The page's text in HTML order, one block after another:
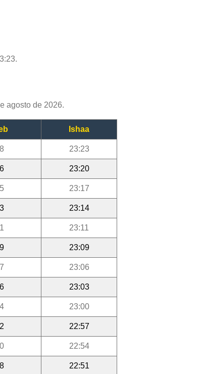
agosto de 2026.
Ishaa
23:23
23:20
23:17
23:14
23:11
23:09
23:06
23:03
23:00
22:57
22:54
22:51